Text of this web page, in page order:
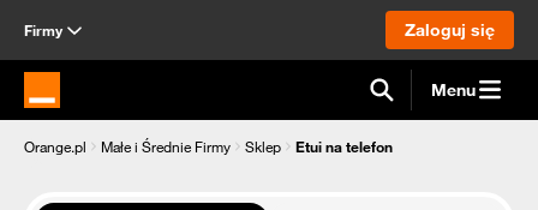
Firmy Zaloguj się
Strona główna Orange.pl Menu
Orange.pl Małe i Średnie Firmy Sklep Etui na telefon